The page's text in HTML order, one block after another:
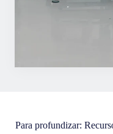
Para profundizar: